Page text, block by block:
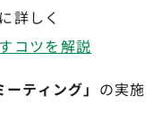
詳しく
コツを解説
ティング」 の実施